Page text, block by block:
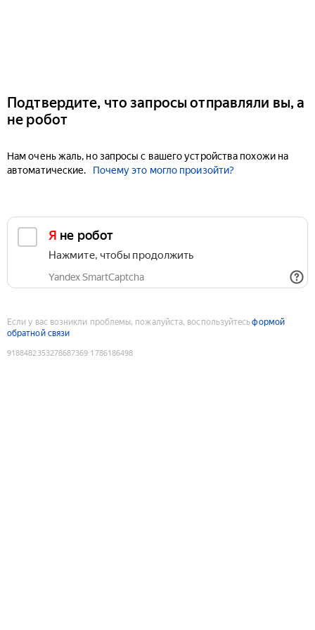
Подтвердите, что запросы отправляли вы, а
не робот
Нам очень жаль, но запросы с вашего устройства похожи на
автоматические.
Почему это могло произойти?
Я не робот
Нажмите, чтобы продолжить
Yandex SmartCaptcha
Если у вас возникли проблемы, пожалуйста, воспользуйтесьформой
обратной связи
9188482353278687369:1786186498